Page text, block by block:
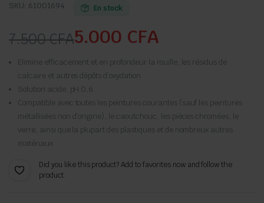
SKU: 61001694 En stock
7.500CFA
Le
prix
initial
était :
7.500 CFA.
5.000 CFA
Le
prix
actuel
est :
5.000 CFA.
Elimine efficacement et en profondeur la rouille, les résidus de
calcaire et autres dépôts d’oxydation
Solution acide, pH 0,6
Compatible avec toutes les peintures courantes (sauf les peintures
métallisées non d’origine), le caoutchouc, les pièces chromées, le
verre, ainsi que la plupart des plastiques et de nombreux autres
matériaux
Did you like this product? Add to favorites now and follow the
product.